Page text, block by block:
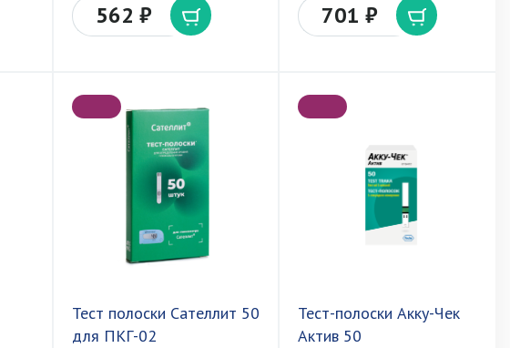
562 ₽ 701 ₽
Тест полоски Сателлит 50
для ПКГ-02
Тест-полоски Акку-Чек
Актив 50